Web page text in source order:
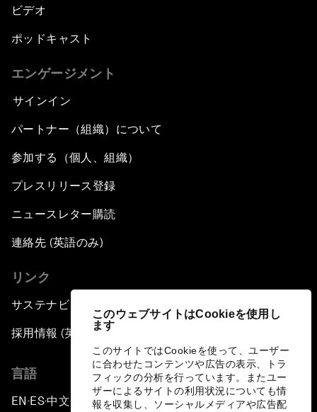
このウェブサイトはCookieを使用し
ます
このサイトではCookieを使って、ユーザー
に合わせたコンテンツや広告の表示、トラ
フィックの分析を行っています。またユー
ザーによるサイトの利用状況についても情
報を収集し、ソーシャルメディアや広告配
ビデオ
ポッドキャスト
エンゲージメント
サインイン
パートナー（組織）について
参加する（個人、組織）
プレスリリース登録
ニュースレター購読
連絡先 (英語のみ)
リンク
サステナビリティへの取り組み
採用情報 (英語のみ)
言語
EN ▪ES▪中文▪ 日本語